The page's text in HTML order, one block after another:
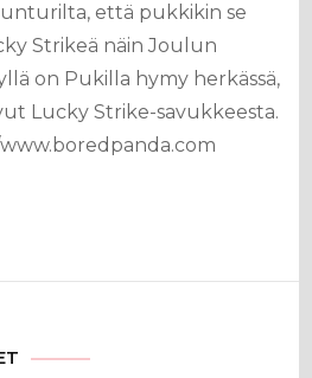
että pukkikin se
Strikeä näin Joulun
on Pukilla hymy herkässä,
Lucky Strike-savukkeesta.